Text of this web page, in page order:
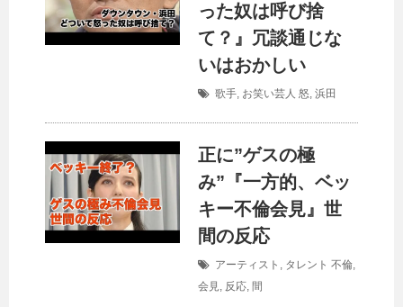
った奴は呼び捨
て？』冗談通じな
いはおかしい
歌手, お笑い芸人 怒, 浜田
正に”ゲスの極
み”『一方的、ベッ
キー不倫会見』世
間の反応
アーティスト , タレント 不倫,
会見, 反応, 間